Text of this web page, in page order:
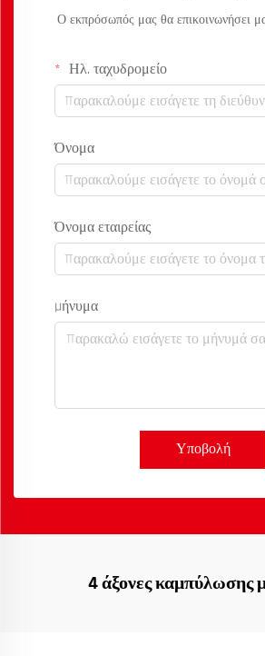
Ο εκπρόσωπός μας θα επικοινωνήσει
Ηλ. ταχυδρομείο
Όνομα
Όνομα εταιρείας
Μήνυμα
Υποβολή
4 άξονες καμπύλωσης